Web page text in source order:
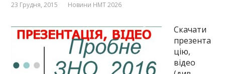
23 Грудня, 2015 Новини НМТ 2026
Скачати
презента
цію,
відео